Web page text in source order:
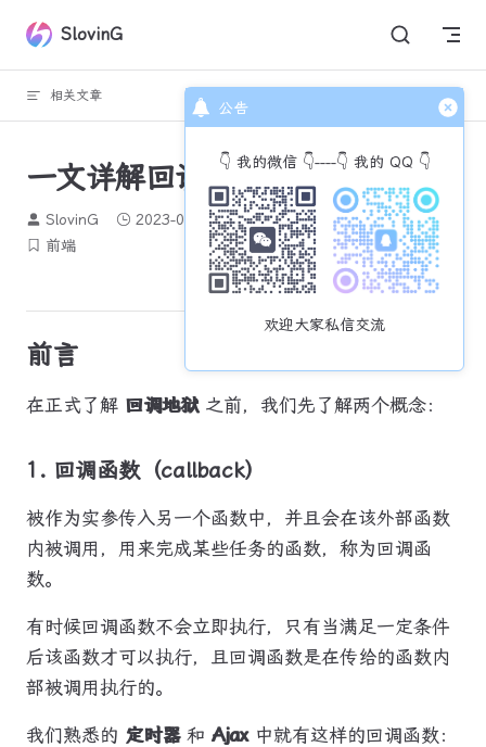
公告
👇 我的微信 👇----👇 我的 QQ 👇
欢迎大家私信交流
Skip to content
SlovinG
相关文章 回到顶部
一文详解回调地狱
SlovinG 2023-06-18 2046 个字
8 分钟
前端
前言
在正式了解 回调地狱之前，我们先了解两个概念：
1. 回调函数（callback）
被作为实参传入另一个函数中，并且会在该外部函数
内被调用，用来完成某些任务的函数，称为回调函
数。
有时候回调函数不会立即执行，只有当满足一定条件
后该函数才可以执行，且回调函数是在传给的函数内
部被调用执行的。
我们熟悉的 定时器和 Ajax中就有这样的回调函数：